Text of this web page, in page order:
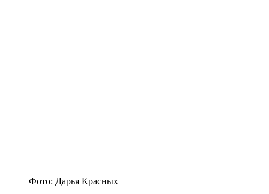
Фото: Дарья Красных